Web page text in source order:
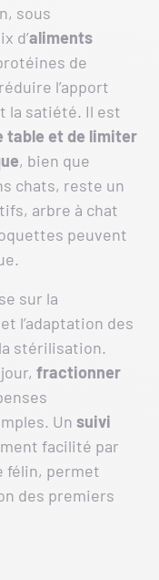
sous
d’aliments
de
l’apport
la satiété. Il est
table et de limiter
, bien que
chats, reste un
arbre à chat
peuvent
sur la
et l’adaptation des
stérilisation.
fractionner
Un suivi
facilité par
félin, permet
des premiers